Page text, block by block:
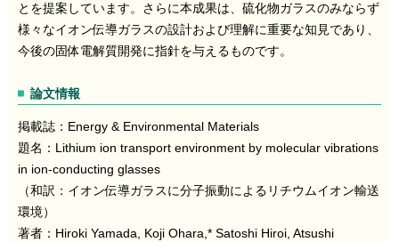
とを提案しています。さらに本成果は、硫化物ガラスのみならず
様々なイオン伝導ガラスの設計および理解に重要な知見であり、
今後の固体電解質開発に指針を与えるものです。
論文情報
掲載誌：Energy & Environmental Materials
題名：Lithium ion transport environment by molecular vibrations
in ion-conducting glasses
（和訳：イオン伝導ガラスに分子振動によるリチウムイオン輸送
環境）
著者：Hiroki Yamada, Koji Ohara,* Satoshi Hiroi, Atsushi